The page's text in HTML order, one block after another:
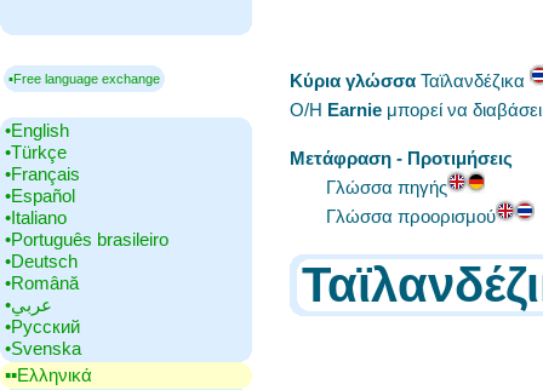
▪Free language exchange
•‎English
•‎Türkçe
•‎Français
•‎Español
•‎Italiano
•‎Português brasileiro
•‎Deutsch
•‎Română
•‎عربي
•‎Русский
•‎Svenska
▪▪‎Ελληνικά
Κύρια γλώσσα ‎Ταϊλανδέζικα
Ο/Η Earnie μπορεί να
Μετάφραση - Προτιμήσεις
Γλώσσα πηγής
Γλώσσα προορισμού